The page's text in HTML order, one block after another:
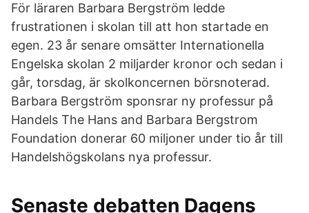
För läraren Barbara Bergström ledde
frustrationen i skolan till att hon startade en
egen. 23 år senare omsätter Internationella
Engelska skolan 2 miljarder kronor och sedan i
går, torsdag, är skolkoncernen börsnoterad.
Barbara Bergström sponsrar ny professur på
Handels The Hans and Barbara Bergstrom
Foundation donerar 60 miljoner under tio år till
Handelshögskolans nya professur.
Senaste debatten Dagens